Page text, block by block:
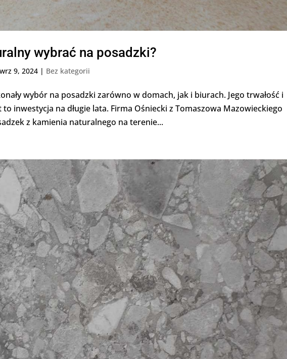
wybrać na posadzki?
wrz 9, 2024 | Bez kategorii
wybór na posadzki zarówno w domach, jak i biurach. Jego trwałość i
inwestycja na długie lata. Firma Ośniecki z Tomaszowa Mazowieckiego
z kamienia naturalnego na terenie...